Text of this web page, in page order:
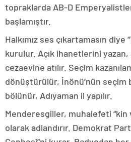
topraklarda AB-D
başlamıştır.
Halkımız ses çıkartamasın diye
kurulur. Açık ihanetlerini
cezaevine atılır. Seçim
dönüştürülür, İnönü’nün seçim
bölünür, Adıyaman il yapılır.
Menderesgiller, muhalefeti “kin
olarak adlandırır. Demokrat